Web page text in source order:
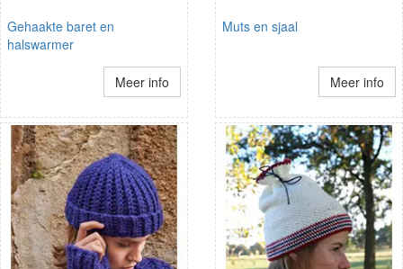
Gehaakte baret en
halswarmer
Meer info
Muts en sjaal
Meer info